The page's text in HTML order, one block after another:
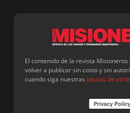
El contenido de la revista
volver a publicar sin costo y sin
cuando siga nuestras pautas de